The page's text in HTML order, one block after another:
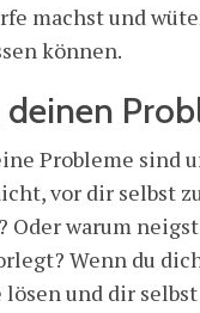
machst und
können.
Probleme sind
vor dir selbst
Oder warum
Wenn du
lösen und dir